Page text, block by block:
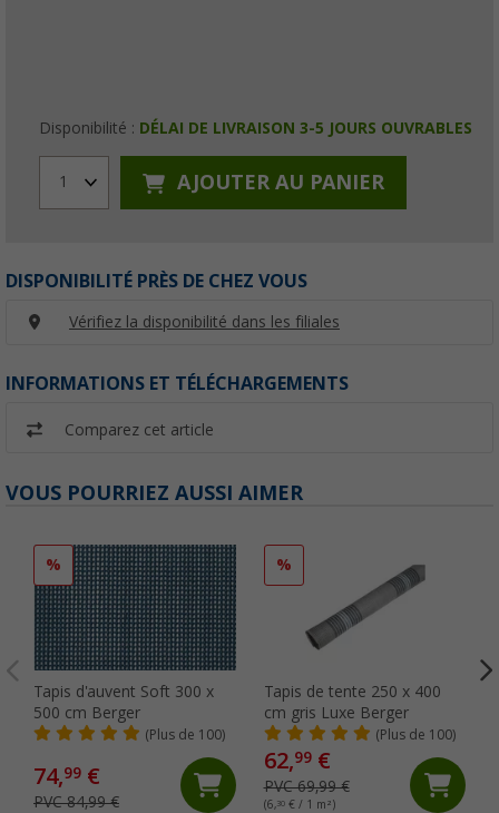
Disponibilité : DÉLAI DE LIVRAISON 3-5 JOURS OUVRABLES
1 AJOUTER AU PANIER
DISPONIBILITÉ PRÈS DE CHEZ VOUS
Vérifiez la disponibilité dans les filiales
INFORMATIONS ET TÉLÉCHARGEMENTS
Comparez cet article
VOUS POURRIEZ AUSSI AIMER
%
Tapis d'auvent Soft 300 x
500 cm Berger
(Plus de 100)
74,99 €
PVC 84,99 €
%
Tapis de tente 250 x 400
cm gris Luxe Berger
(Plus de 100)
62,99€
PVC 69,99 €
(6,30€ / 1 m²)